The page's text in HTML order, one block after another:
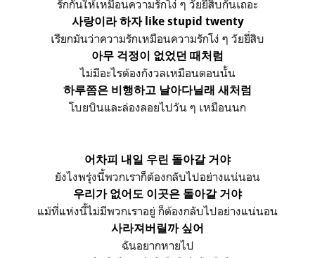
รักกันให้เหมือนความรักโง่ ๆ วัยยี่สิบกันเถอะ
사랑이라 하자 like stupid twenty
เรียกมันว่าความรักเหมือนความรักโง่ ๆ วัยยี่สิบ
아무 걱정이 없었던 때처럼
ไม่มีอะไรต้องกังวลเหมือนตอนนั้น
하루쯤은 비행하고 날아다닐래 새처럼
โบยบินและล่องลอยไปวัน ๆ เหมือนนก
어차피 내일 우린 돌아갈 거야
ยังไงพรุ่งนี้พวกเราก็ต้องกลับไปอย่างแน่นอน
우리가 없어도 이곳은 돌아갈 거야
แม้ที่แห่งนี้ไม่มีพวกเราอยู่ ก็ต้องกลับไปอย่างแน่นอน
사라져버릴까 싶어
ฉันอยากหายไป